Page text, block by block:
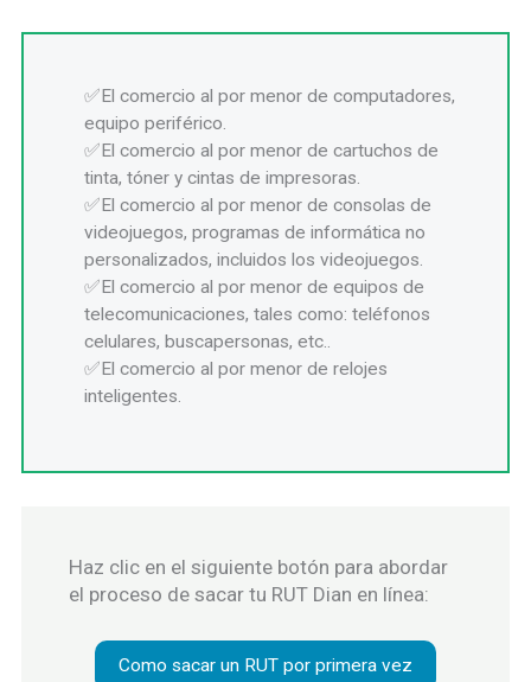
El comercio al por menor de computadores,
equipo periférico.
El comercio al por menor de cartuchos de
tinta, tóner y cintas de impresoras.
El comercio al por menor de consolas de
videojuegos, programas de informática no
personalizados, incluidos los videojuegos.
El comercio al por menor de equipos de
telecomunicaciones, tales como: teléfonos
celulares, buscapersonas, etc..
El comercio al por menor de relojes
inteligentes.
Haz clic en el siguiente botón para abordar
el proceso de sacar tu RUT Dian en línea:
Como sacar un RUT por primera vez